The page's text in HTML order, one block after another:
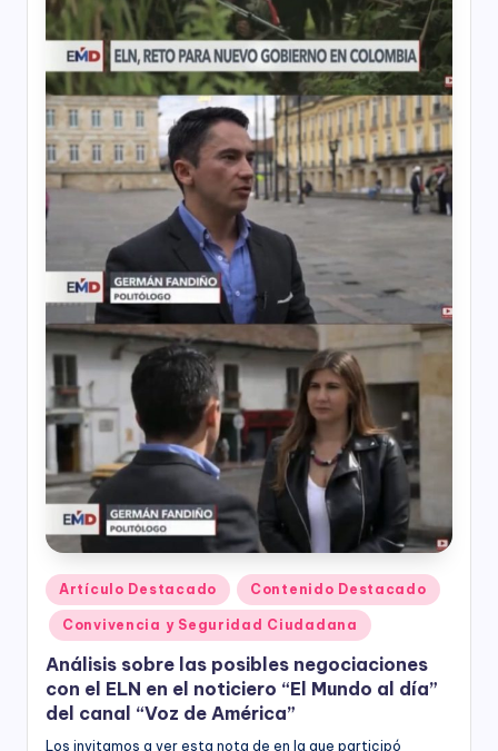
Publicado
en
Artículo Destacado Contenido Destacado
Convivencia y Seguridad Ciudadana
Análisis sobre las posibles negociaciones
con el ELN en el noticiero “El Mundo al día”
del canal “Voz de América”
Los invitamos a ver esta nota de en la que participó